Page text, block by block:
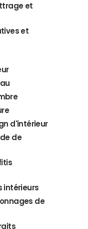
et
et
d'intérieur
de
intérieurs
de